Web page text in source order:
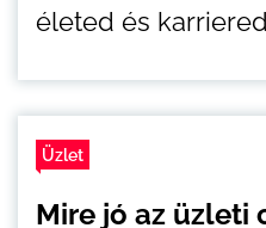
életed és
Üzlet
Mire jó az üzleti